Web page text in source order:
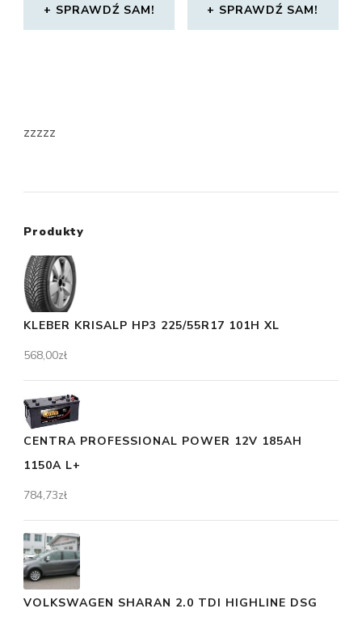
SPRAWDŹ SAM! SPRAWDŹ SAM!
zzzzz
Produkty
KLEBER KRISALP HP3 225/55R17 101H XL
568,00zł
CENTRA PROFESSIONAL POWER 12V 185AH
1150A L+
784,73zł
VOLKSWAGEN SHARAN 2.0 TDI HIGHLINE DSG